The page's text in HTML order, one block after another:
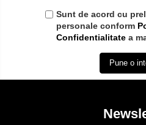
Sunt de acord cu
personale conform
Confidentialitate a
Pune o